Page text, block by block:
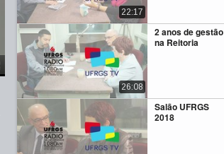
22:17
2 anos de gestão
na Reitoria
26:08
Salão UFRGS
2018